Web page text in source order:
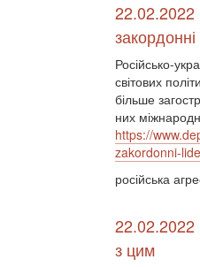
22.02.2022
Російсько-
світових
більше
них
https://
zakordonni-
російська
22.02.2022
з цим